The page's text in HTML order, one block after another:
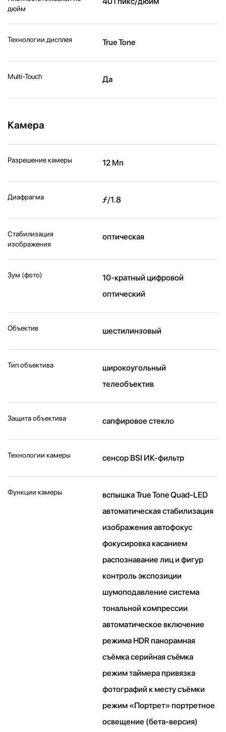
дюйм
Технологии дисплея True Tone
Multi-Touch Да
Камера
Разрешение камеры 12 Мп
Диафрагма ƒ/1.8
Стабилизация
изображения
оптическая
Зум (фото)
10-кратный цифровой
оптический
Объектив шестилинзовый
Тип объектива
широкоугольный
телеобъектив
Защита объектива сапфировое стекло
Технологии камеры cенсор BSI ИК-фильтр
Функции камеры
вспышка True Tone Quad-LED
автоматическая стабилизация
изображения автофокус
фокусировка касанием
распознавание лиц и фигур
контроль экспозиции
шумоподавление система
тональной компрессии
автоматическое включение
режима HDR панорамная
съёмка серийная съëмка
режим таймера привязка
фотографий к месту съёмки
режим «Портрет» портретное
освещение (бета‑версия)